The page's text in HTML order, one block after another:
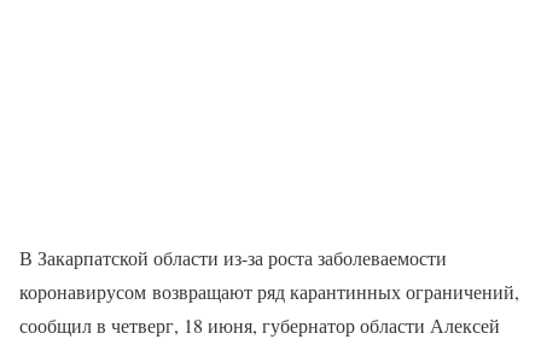
В Закарпатской области из-за роста заболеваемости
коронавирусом возвращают ряд карантинных ограничений,
сообщил в четверг, 18 июня, губернатор области Алексей